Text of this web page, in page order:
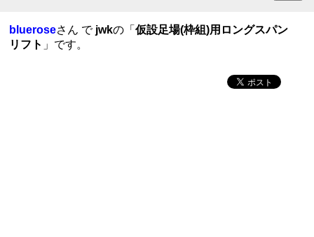
blueroseさん で jwkの「仮設足場(枠組)用ロングスパン
リフト 」です。